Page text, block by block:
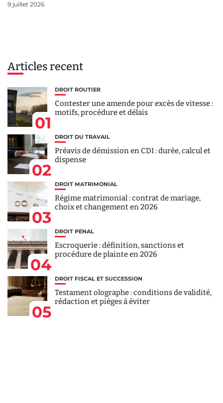
9 juillet 2026
Articles recent
01
DROIT ROUTIER
Contester une amende pour excès de vitesse :
motifs, procédure et délais
02
DROIT DU TRAVAIL
Préavis de démission en CDI : durée, calcul et
dispense
03
DROIT MATRIMONIAL
Régime matrimonial : contrat de mariage,
choix et changement en 2026
04
DROIT PÉNAL
Escroquerie : définition, sanctions et
procédure de plainte en 2026
05
DROIT FISCAL ET SUCCESSION
Testament olographe : conditions de validité,
rédaction et pièges à éviter